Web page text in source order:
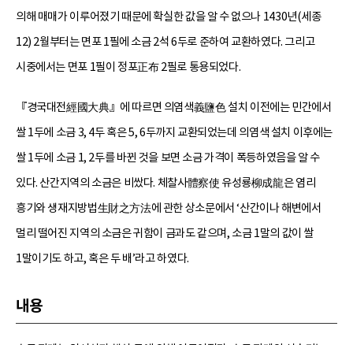
의해 매매가 이루어졌기 때문에 확실한 값을 알 수 없으나 1430년(세종
12) 2월부터는 면포 1필에 소금 2석 6두로 준하여 교환하였다. 그리고
시중에서는 면포 1필이 정포正布 2필로 통용되었다.
『경국대전經國大典』에 따르면 의염색義鹽色 설치 이전에는 민간에서
쌀 1두에 소금 3, 4두 혹은 5, 6두까지 교환되었는데 의염색 설치 이후에는
쌀 1두에 소금 1, 2두를 바뀐 것을 보면 소금 가격이 폭등하였음을 알 수
있다. 산간지역의 소금은 비쌌다. 체찰사體察使 유성룡柳成龍은 염리
흥기와 생재지방법生財之方法에 관한 상소문에서 ‘산간이나 해변에서
멀리 떨어진 지역의 소금은 귀함이 금과도 같으며, 소금 1말의 값이 쌀
1말이기도 하고, 혹은 두 배’라고 하였다.
내용